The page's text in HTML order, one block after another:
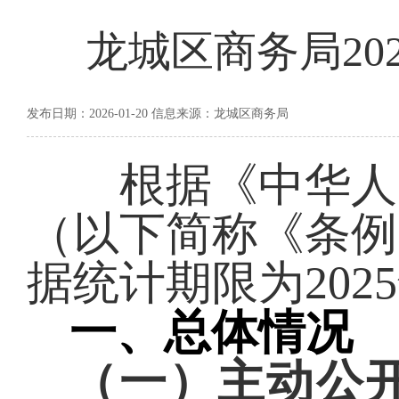
龙城区商务局
发布日期：2026-01-20 信息来源：龙城区商务局
根据《中华人
（以下简称《条
据统计期限为2025
一、总体情况
（一）主动公